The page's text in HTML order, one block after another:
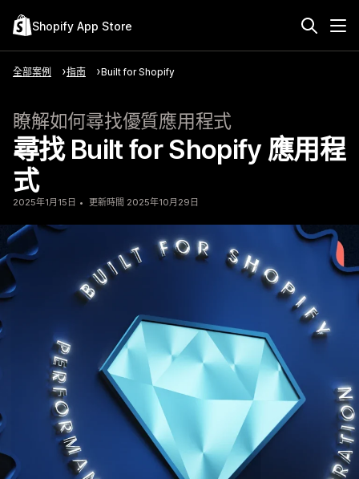
Shopify App Store
全部案例 指南 Built for Shopify
瞭解如何尋找優質應用程式
尋找 Built for Shopify 應用程
式
2025年1月15日 更新時間 2025年10月29日